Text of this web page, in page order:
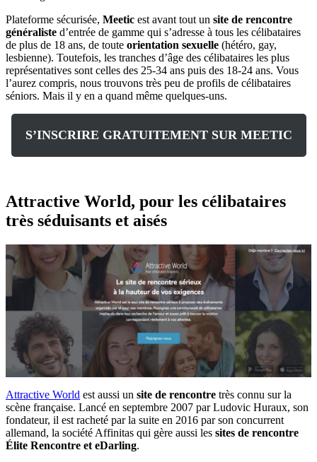
Plateforme sécurisée, Meetic est avant tout un site de rencontre
généraliste d’entrée de gamme qui s’adresse à tous les célibataires
de plus de 18 ans, de toute orientation sexuelle (hétéro, gay,
lesbienne). Toutefois, les tranches d’âge des célibataires les plus
représentatives sont celles des 25-34 ans puis des 18-24 ans. Vous
l’aurez compris, nous trouvons très peu de profils de célibataires
séniors. Mais il y en a quand même quelques-uns.
S’INSCRIRE GRATUITEMENT SUR MEETIC
Attractive World, pour les célibataires
très séduisants et aisés
Attractive World est aussi un site de rencontre très connu sur la
scène française. Lancé en septembre 2007 par Ludovic Huraux, son
fondateur, il est racheté par la suite en 2016 par son concurrent
allemand, la société Affinitas qui gère aussi les sites de rencontre
Élite Rencontre et eDarling.